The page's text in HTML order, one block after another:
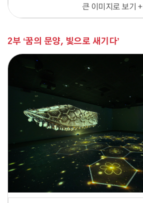
큰 이미지로 보기 +
2부 ‘꿈의 문양, 빛으로 새기다’